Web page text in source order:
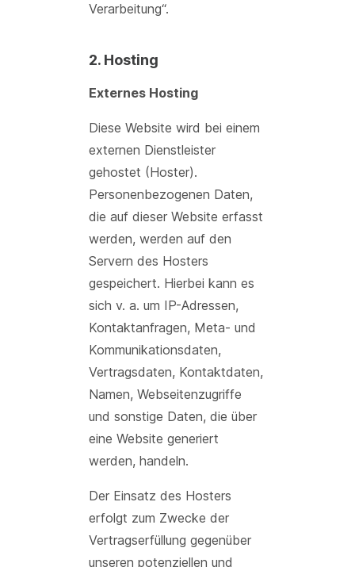
Verarbeitung“.
2. Hosting
Externes Hosting
Diese Website wird bei einem
externen Dienstleister
gehostet (Hoster).
Personenbezogenen Daten,
die auf dieser Website erfasst
werden, werden auf den
Servern des Hosters
gespeichert. Hierbei kann es
sich v. a. um IP-Adressen,
Kontaktanfragen, Meta- und
Kommunikationsdaten,
Vertragsdaten, Kontaktdaten,
Namen, Webseitenzugriffe
und sonstige Daten, die über
eine Website generiert
werden, handeln.
Der Einsatz des Hosters
erfolgt zum Zwecke der
Vertragserfüllung gegenüber
unseren potenziellen und